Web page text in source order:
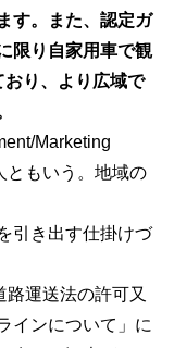
す。また、認定ガ
限り自家用車で観
り、より広域で
Marketing
ともいう。地域の
引き出す仕掛けづ
運送法の許可又
インについて」に